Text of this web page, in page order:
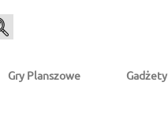
Gry Planszowe Gadżety